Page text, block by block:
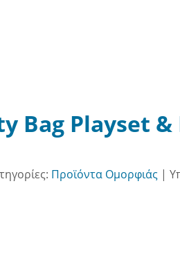
Playset &
Προϊόντα Ομορφιάς |